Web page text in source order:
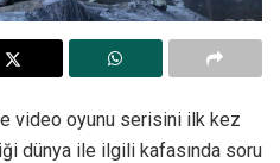
video oyunu serisini ilk kez
dünya ile ilgili kafasında soru